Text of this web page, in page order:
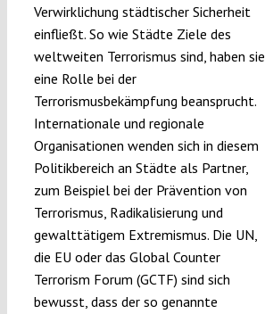
Verwirklichung städtischer Sicherheit
einfließt. So wie Städte Ziele des
weltweiten Terrorismus sind, haben sie
eine Rolle bei der
Terrorismusbekämpfung beansprucht.
Internationale und regionale
Organisationen wenden sich in diesem
Politikbereich an Städte als Partner,
zum Beispiel bei der Prävention von
Terrorismus, Radikalisierung und
gewalttätigem Extremismus. Die UN,
die EU oder das Global Counter
Terrorism Forum (GCTF) sind sich
bewusst, dass der so genannte